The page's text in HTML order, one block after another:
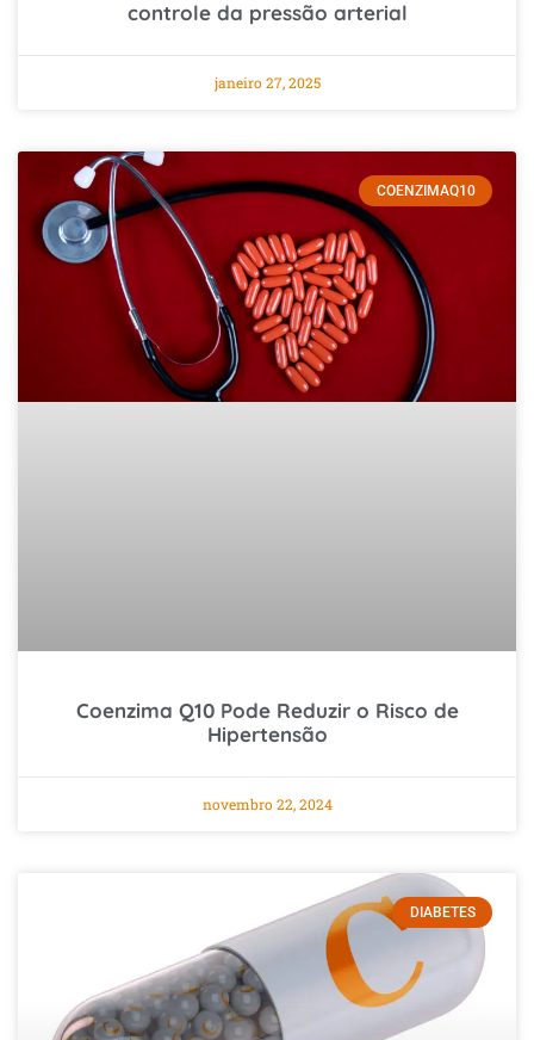
controle da pressão arterial
janeiro 27, 2025
COENZIMAQ10
Coenzima Q10 Pode Reduzir o Risco de
Hipertensão
novembro 22, 2024
DIABETES